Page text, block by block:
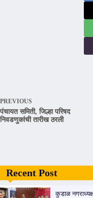
PREVIOUS
पंचायत समिती, जिल्हा परिषद
निवडणुकांची तारीख ठरली
Recent Post
कुडाळ